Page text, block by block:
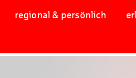
regional & persönlich